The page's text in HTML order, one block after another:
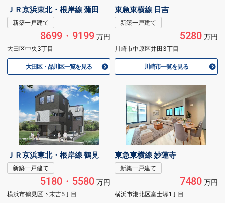
ＪＲ京浜東北・根岸線 蒲田
新築一戸建て
8699・9199万円
大田区中央3丁目
大田区・品川区一覧を見る
東急東横線 日吉
新築一戸建て
5280万円
川崎市中原区井田3丁目
川崎市一覧を見る
ＪＲ京浜東北・根岸線 鶴見
新築一戸建て
5180・5580万円
横浜市鶴見区下末吉5丁目
東急東横線 妙蓮寺
新築一戸建て
7480万円
横浜市港北区富士塚1丁目